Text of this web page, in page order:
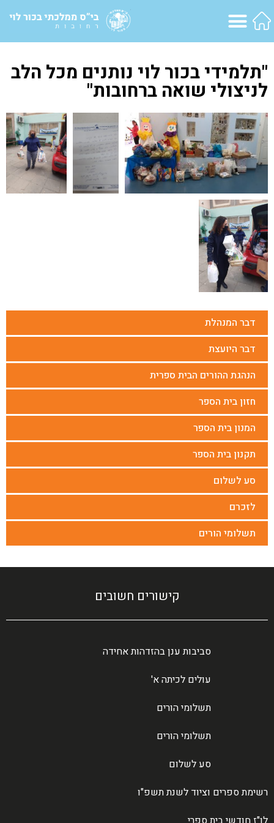
דבר המנהלת
דבר היועצת
הנהגת ההורים הבית ספרית
חזון בית הספר
המנון בית הספר
תקנון בית הספר
סע לשלום
לזכרם
תשלומי הורים
"תלמידי בכור לוי נותנים מכל הלב
לניצולי שואה ברחובות"
קישורים חשובים
סביבות ענן בהזדהות אחידה
עולים לכיתה א'
תשלומי הורים
תשלומי הורים
סע לשלום
רשימת ספרים וציוד לשנת תשפ"ו